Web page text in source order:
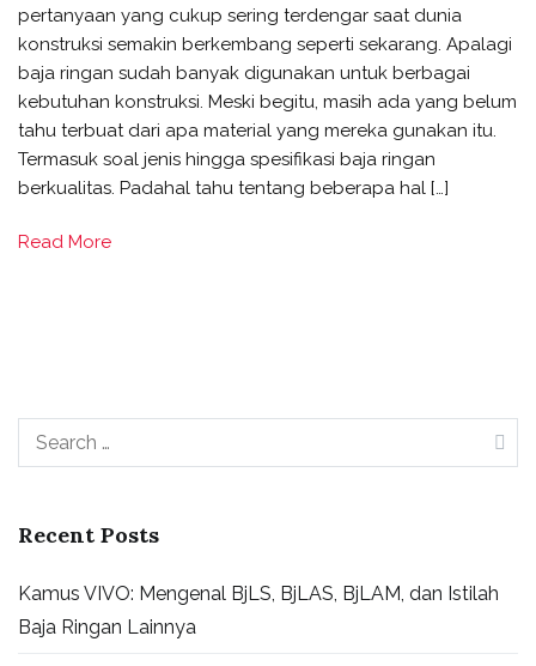
pertanyaan yang cukup sering terdengar saat dunia
konstruksi semakin berkembang seperti sekarang. Apalagi
baja ringan sudah banyak digunakan untuk berbagai
kebutuhan konstruksi. Meski begitu, masih ada yang belum
tahu terbuat dari apa material yang mereka gunakan itu.
Termasuk soal jenis hingga spesifikasi baja ringan
berkualitas. Padahal tahu tentang beberapa hal […]
Read More
Recent Posts
Kamus VIVO: Mengenal BjLS, BjLAS, BjLAM, dan Istilah
Baja Ringan Lainnya